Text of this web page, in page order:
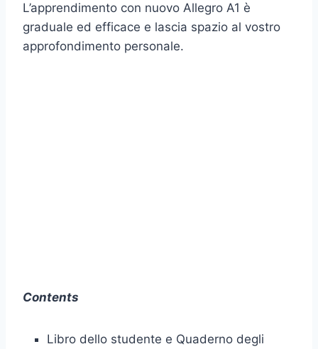
L’apprendimento con nuovo Allegro A1 è
graduale ed efficace e lascia spazio al vostro
approfondimento personale.
Contents
Libro dello studente e Quaderno degli